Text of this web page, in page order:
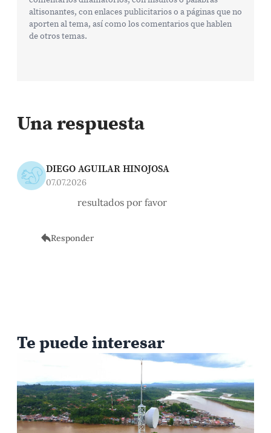
altisonantes, con enlaces publicitarios o a páginas que no
aporten al tema, así como los comentarios que hablen
de otros temas.
Una respuesta
DIEGO AGUILAR HINOJOSA
07.07.2026
resultados por favor
Responder
Te puede interesar